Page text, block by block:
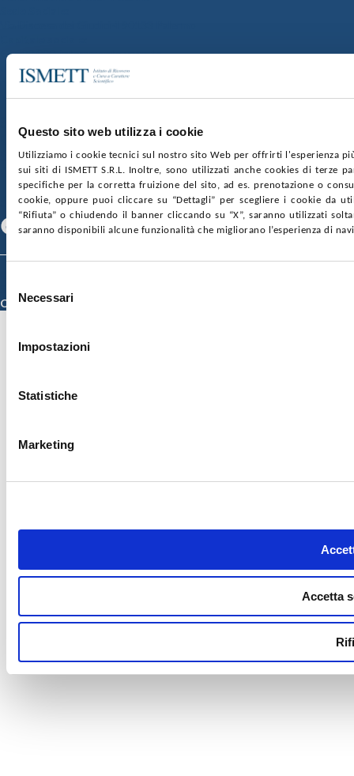
Questo sito web utilizza i cookie
Utilizziamo i cookie tecnici sul nostro sito Web per offrirti l'esperienza
sui siti di ISMETT S.R.L. Inoltre, sono utilizzati anche cookies di terze
specifiche per la corretta fruizione del sito, ad es. prenotazione o
cookie, oppure puoi cliccare su “Dettagli” per scegliere i cookie da
“Rifiuta” o chiudendo il banner cliccando su “X”, saranno utilizzati
saranno disponibili alcune funzionalità che migliorano l’esperienza di
delNecessari
Impostazioni
Statistiche
Marketing
Accetta
€2.000.000, interamente versato
Ufficio Registro delle imprese di Palermo
nr. REA PA-201818 P.I. 04544550827
GARE E CONTRATTIPRIVACYCOOKIE POLICY
SOSTIENICIMAPPA DEL SITOACCESSIBILITÀ
CONTATTI
SEGUICI SU
Facebook Linkedin Youtube
Credits